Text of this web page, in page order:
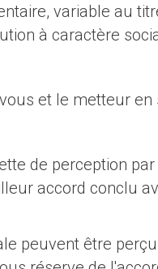
variable au
à caractère
et le metteur en
de perception
accord conclu
peuvent être